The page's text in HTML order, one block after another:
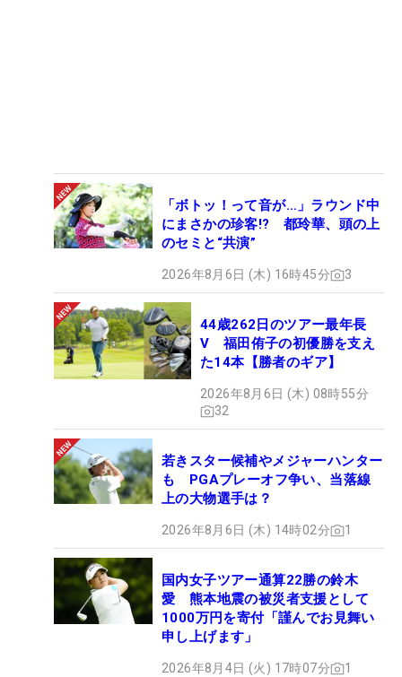
「ボトッ！って音が…」ラウンド中
にまさかの珍客!? 都玲華、頭の上
のセミと“共演”
2026年8月6日 (木) 16時45分 3
44歳262日のツアー最年長
V 福田侑子の初優勝を支え
た14本【勝者のギア】
2026年8月6日 (木) 08時55分
32
若きスター候補やメジャーハンター
も PGAプレーオフ争い、当落線
上の大物選手は？
2026年8月6日 (木) 14時02分 1
国内女子ツアー通算22勝の鈴木
愛 熊本地震の被災者支援として
1000万円を寄付「謹んでお見舞い
申し上げます」
2026年8月4日 (火) 17時07分 1